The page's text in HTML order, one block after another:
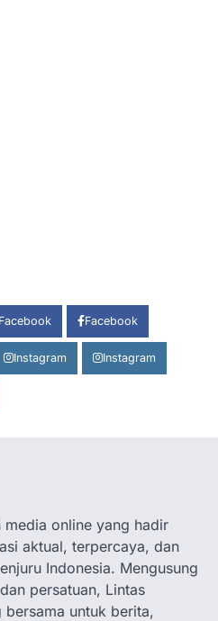
Facebook Facebook
Instagram Instagram
media online yang hadir
aktual, terpercaya, dan
Indonesia. Mengusung
persatuan, Lintas
bersama untuk berita,